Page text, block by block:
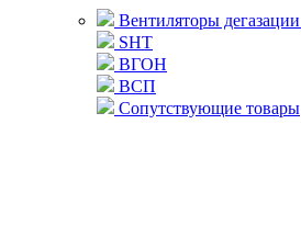
Вентиляторы дегазации
SHT
ВГОН
ВСП
Сопутствующие товары